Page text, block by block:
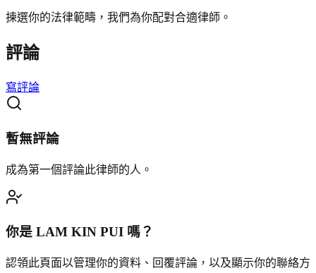
揀選你的法律範疇，我們為你配對合適律師。
評論
寫評論
暫無評論
成為第一個評論此律師的人。
你是 LAM KIN PUI 嗎？
認領此頁面以管理你的資料、回覆評論，以及顯示你的聯絡方